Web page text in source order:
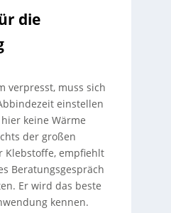
die
verpresst, muss sich
einstellen
keine Wärme
der großen
Klebstoffe, empfiehlt
Beratungsgespräch
Er wird das beste
kennen.